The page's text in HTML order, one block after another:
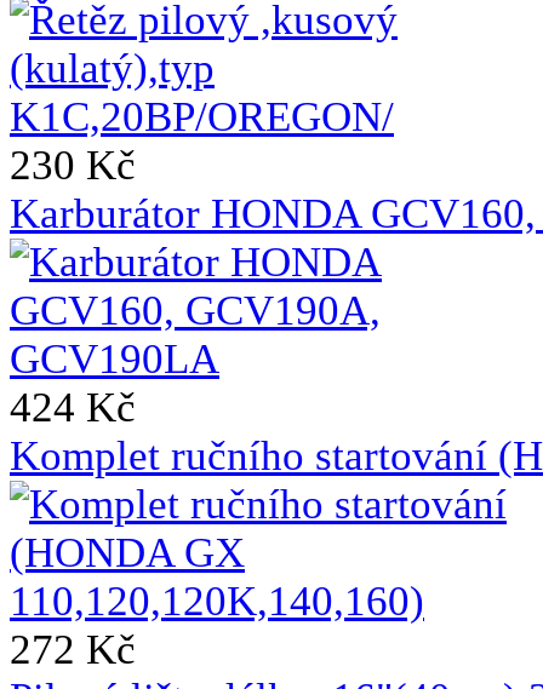
230 Kč
Karburátor HONDA
424 Kč
Komplet ručního startování
272 Kč